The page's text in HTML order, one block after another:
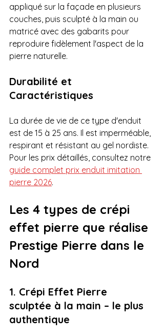
appliqué sur la façade en plusieurs
couches, puis sculpté à la main ou
matricé avec des gabarits pour
reproduire fidèlement l'aspect de la
pierre naturelle.
Durabilité et
Caractéristiques
La durée de vie de ce type d'enduit
est de 15 à 25 ans. Il est imperméable,
respirant et résistant au gel nordiste.
Pour les prix détaillés, consultez notre
guide complet prix enduit imitation
pierre 2026.
Les 4 types de crépi
effet pierre que réalise
Prestige Pierre dans le
Nord
1. Crépi Effet Pierre
sculptée à la main – le plus
authentique